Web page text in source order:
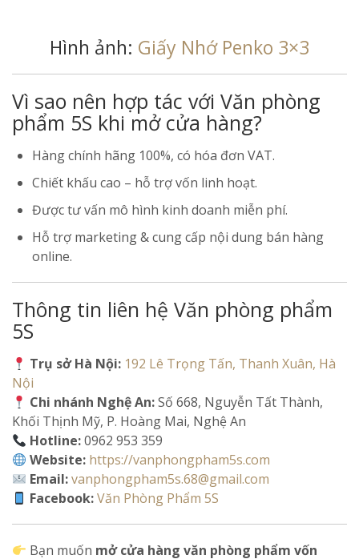
Hình ảnh: Giấy Nhớ Penko 3×3
Vì sao nên hợp tác với Văn phòng
phẩm 5S khi mở cửa hàng?
Hàng chính hãng 100%, có hóa đơn VAT.
Chiết khấu cao – hỗ trợ vốn linh hoạt.
Được tư vấn mô hình kinh doanh miễn phí.
Hỗ trợ marketing & cung cấp nội dung bán hàng
online.
Thông tin liên hệ Văn phòng phẩm
5S
Trụ sở Hà Nội: 192 Lê Trọng Tấn, Thanh Xuân, Hà
Nội
Chi nhánh Nghệ An:Số 668, Nguyễn Tất Thành,
Khối Thịnh Mỹ, P. Hoàng Mai, Nghệ An
Hotline:0962 953 359
Website: https://vanphongpham5s.com
Email:vanphongpham5s.68@gmail.com
Facebook:Văn Phòng Phẩm 5S
Bạn muốn mở cửa hàng văn phòng phẩm vốn